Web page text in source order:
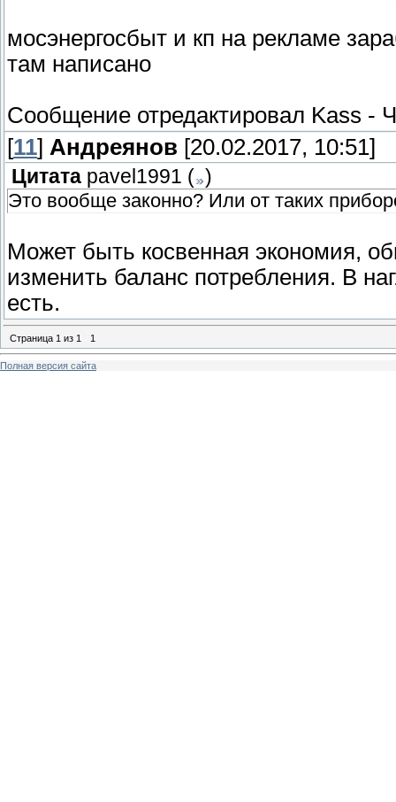
мосэнергосбыт и кп на рекламе
там написано
Сообщение отредактировал Kass -
[11] Андреянов [20.02.2017, 10:51]
Цитата pavel1991 ( )
Это вообще законно? Или от таких
Может быть косвенная экономия,
изменить баланс потребления. В
есть.
Страница 1 из 1 1
Полная версия сайта